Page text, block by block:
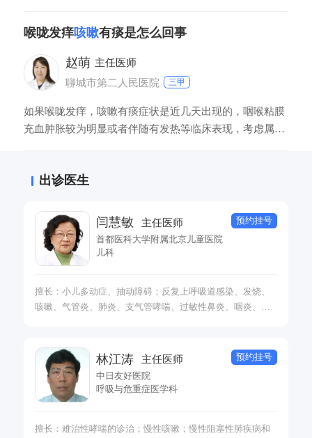
症状继续发展，痰液生成过多会影响呼吸功能和影响食
欲，严重的会影响孩子正常生长发育。
喉咙发痒咳嗽有痰是怎么回事
赵萌 主任医师
聊城市第二人民医院
三甲
如果喉咙发痒，咳嗽有痰症状是近几天出现的，咽喉粘膜
充血肿胀较为明显或者伴随有发热等临床表现，考虑属于
要使用抗生素类药物以及对症药物一起治疗。
出诊医生
闫慧敏 主任医师
首都医科大学附属北京儿童医院
儿科
预约挂号
擅长：小儿多动症、抽动障碍；反复上呼吸道感染、发烧、
咳嗽、气管炎、肺炎、支气管哮喘、过敏性鼻炎、咽炎、扁
炎、肠炎、腹泻、口腔溃疡; 小儿霰粒肿、腮腺炎、淋巴结
炎、遗尿、过敏性紫癜、肾炎、贫血、过敏性皮炎、湿疹
等。
林江涛 主任医师
中日友好医院
呼吸与危重症医学科
预约挂号
擅长：难治性哮喘的诊治；慢性咳嗽；慢性阻塞性肺疾病和